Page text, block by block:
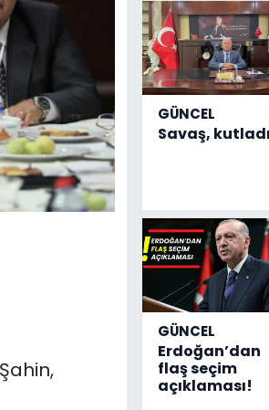
GÜNCEL
Savaş, kutladı
GÜNCEL
Erdoğan’dan
flaş seçim
açıklaması!